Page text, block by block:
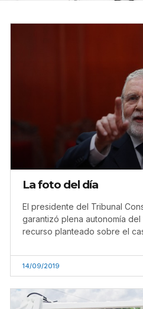
La foto del día
El presidente del Tribunal
garantizó plena autonomía
recurso planteado sobre el
14/09/2019